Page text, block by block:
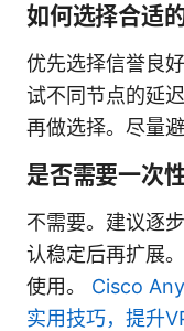
如何选择合适
优先选择信誉良
试不同节点的延
再做选择。尽量
是否需要一次
不需要。建议逐
认稳定后再扩展
使用。 Cisco
实用技巧，提升